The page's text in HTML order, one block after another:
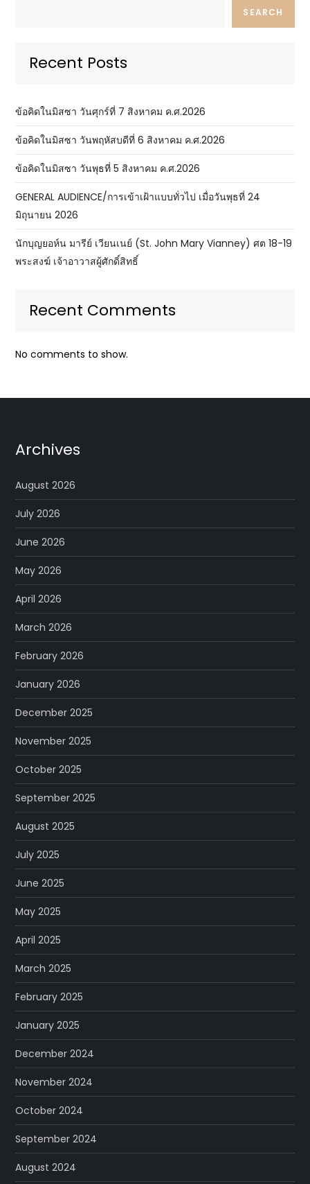
SEARCH
Recent Posts
ข้อคิดในมิสซา วันศุกร์ที่ 7 สิงหาคม ค.ศ.2026
ข้อคิดในมิสซา วันพฤหัสบดีที่ 6 สิงหาคม ค.ศ.2026
ข้อคิดในมิสซา วันพุธที่ 5 สิงหาคม ค.ศ.2026
GENERAL AUDIENCE/การเข้าเฝ้าแบบทั่วไป เมื่อวันพุธที่ 24
มิถุนายน 2026
นักบุญยอห์น มารีย์ เวียนเนย์ (St. John Mary Vianney) ศต 18-19
พระสงฆ์ เจ้าอาวาสผู้ศักดิ์สิทธิ์
Recent Comments
No comments to show.
Archives
August 2026
July 2026
June 2026
May 2026
April 2026
March 2026
February 2026
January 2026
December 2025
November 2025
October 2025
September 2025
August 2025
July 2025
June 2025
May 2025
April 2025
March 2025
February 2025
January 2025
December 2024
November 2024
October 2024
September 2024
August 2024